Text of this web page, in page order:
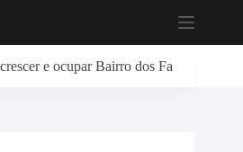
e ocupar Bairro dos Falcões